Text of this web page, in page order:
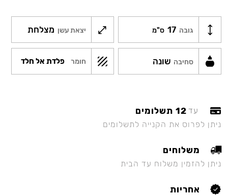
גובה 17 ס"מ יצאת עשן מצלחת
סחיבה שונה חומר פלדת אל חלד
עד 12 תשלומים
ניתן לפרוס את הקנייה לתשלומים
משלוחים
ניתן להזמין משלוח עד הבית
אחריות